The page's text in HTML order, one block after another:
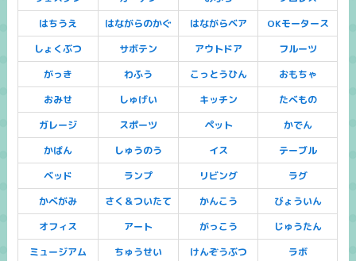
はちうえ
はながらのかぐ はながらベア
OKモータース
しょくぶつ
サボテン アウトドア
フルーツ
がっき
わふう こっとうひん
おもちゃ
おみせ
しゅげい キッチン
たべもの
ガレージ
スポーツ ペット
かでん
かばん
しゅうのう イス
テーブル
ベッド
ランプ リビング
ラグ
かべがみ
さく＆ついたて かんこう
びょういん
オフィス
アート がっこう
じゅうたん
ミュージアム
ちゅうせい けんぞうぶつ ラボ